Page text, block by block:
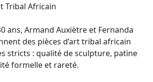
Tribal Africain
ans, Armand Auxiètre et Fernanda
des pièces d’art tribal africain
stricts : qualité de sculpture, patine
formelle et rareté.